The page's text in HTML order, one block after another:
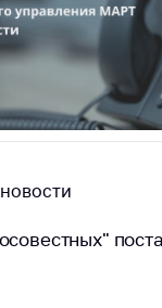
по